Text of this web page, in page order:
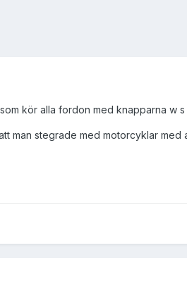
kör alla fordon med knapparna w s
man stegrade med motorcyklar